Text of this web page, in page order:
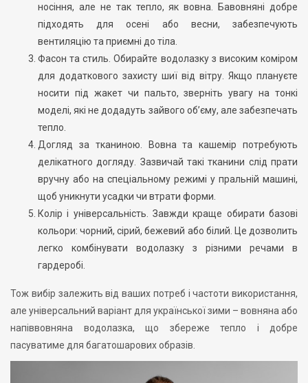
носіння, але не так тепло, як вовна. Бавовняні добре
підходять для осені або весни, забезпечують
вентиляцію та приємні до тіла.
Фасон та стиль. Обирайте водолазку з високим коміром
для додаткового захисту шиї від вітру. Якщо плануєте
носити під жакет чи пальто, зверніть увагу на тонкі
моделі, які не додадуть зайвого об’єму, але забезпечать
тепло.
Догляд за тканиною. Вовна та кашемір потребують
делікатного догляду. Зазвичай такі тканини слід прати
вручну або на спеціальному режимі у пральній машині,
щоб уникнути усадки чи втрати форми.
Колір і універсальність. Завжди краще обирати базові
кольори: чорний, сірий, бежевий або білий. Це дозволить
легко комбінувати водолазку з різними речами в
гардеробі.
Тож вибір залежить від ваших потреб і частоти використання,
але універсальний варіант для української зими – вовняна або
напіввовняна водолазка, що збереже тепло і добре
пасуватиме для багатошарових образів.